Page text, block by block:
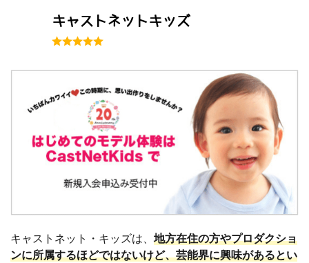
キャストネットキッズ
キャストネット・キッズは、 地方在住の方やプロダクショ
ンに所属するほどではないけど、芸能界に興味があるとい